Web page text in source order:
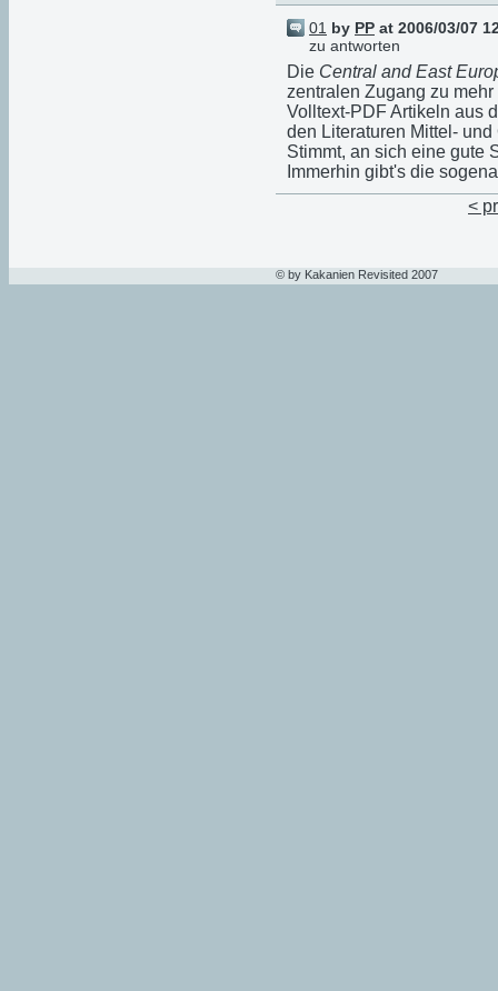
01 by PP at 2006/03/07
zu antworten
Die Central and East
zentralen Zugang zu
Volltext-PDF Artikeln aus
den Literaturen Mittel- und
Stimmt, an sich eine gute
Immerhin gibt's die
<
© by Kakanien Revisited 2007